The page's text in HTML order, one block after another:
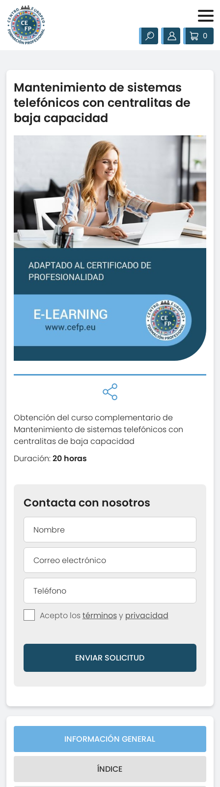
0
Mantenimiento de sistemas
telefónicos con centralitas de
baja capacidad
Obtención del curso complementario de
Mantenimiento de sistemas telefónicos con
centralitas de baja capacidad
Duración:20 horas
Contacta con nosotros
Acepto lostérminosy privacidad
ENVIAR SOLICITUD
INFORMACIÓN GENERAL
ÍNDICE